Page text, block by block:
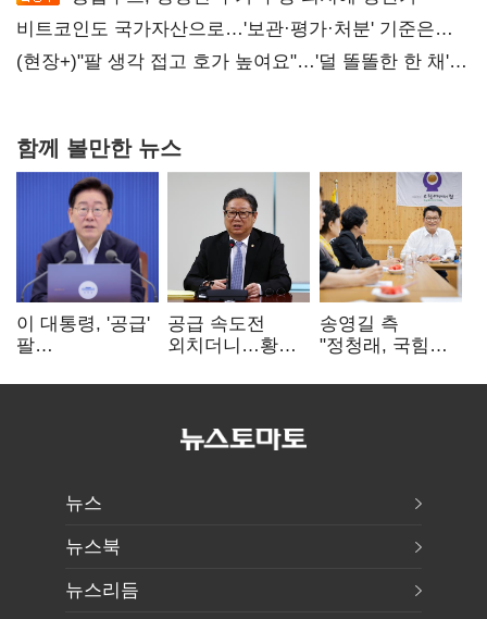
비트코인도 국가자산으로…'보관·평가·처분' 기준은
숙제
(현장+)"팔 생각 접고 호가 높여요"…'덜 똘똘한 한 채'
함께 볼만한 뉴스
이 대통령, '공급'
팔
여 내부선
공급 속도전
외치더니…황희,
리모델링' 제안
송영길 측
"정청래, 국힘
민주당 대표로
뉴스
뉴스북
뉴스리듬